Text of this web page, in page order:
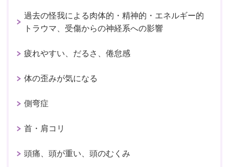
過去の怪我による肉体的・精神的・エネルギー的
トラウマ、受傷からの神経系への影響
疲れやすい、だるさ、倦怠感
体の歪みが気になる
側弯症
首・肩コリ
頭痛、頭が重い、頭のむくみ